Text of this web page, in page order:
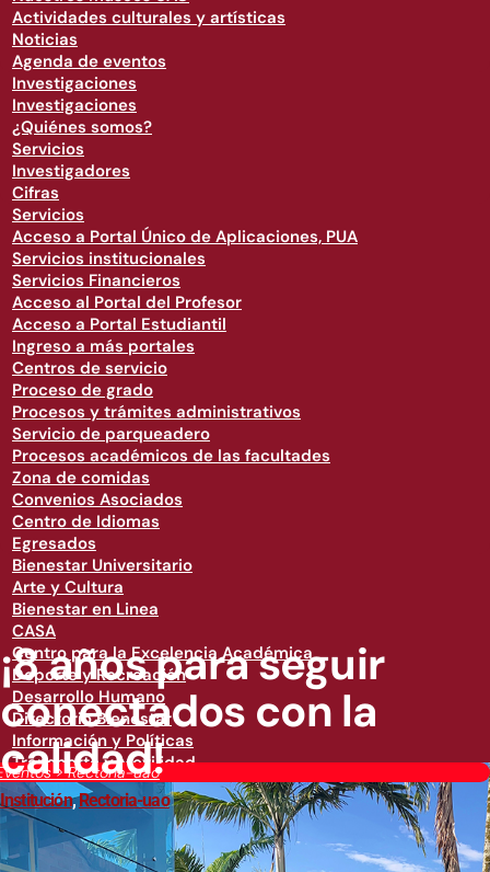
Actividades culturales y artísticas
Noticias
Agenda de eventos
Investigaciones
Investigaciones
¿Quiénes somos?
Servicios
Investigadores
Cifras
Servicios
Acceso a Portal Único de Aplicaciones, PUA
Servicios institucionales
Servicios Financieros
Acceso al Portal del Profesor
Acceso a Portal Estudiantil
Ingreso a más portales
Centros de servicio
Proceso de grado
Procesos y trámites administrativos
Servicio de parqueadero
Procesos académicos de las facultades
Zona de comidas
Convenios Asociados
Centro de Idiomas
Egresados
Bienestar Universitario
Arte y Cultura
Bienestar en Linea
CASA
Centro para la Excelencia Académica
Deporte y Recreación
Desarrollo Humano
Directorio Bienestar
Información y Políticas
Transporte y Movilidad
>Rectoria-uao
¡8 años para seguir
conectados con la
calidad!
Institución,Rectoria-uao